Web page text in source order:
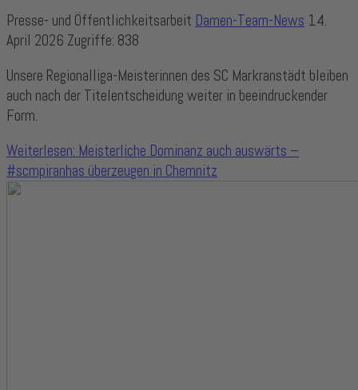
Presse- und Öffentlichkeitsarbeit Damen-Team-News 14.
April 2026 Zugriffe: 838
Unsere Regionalliga-Meisterinnen des SC Markranstädt bleiben
auch nach der Titelentscheidung weiter in beeindruckender
Form.
Weiterlesen: Meisterliche Dominanz auch auswärts –
#scmpiranhas überzeugen in Chemnitz